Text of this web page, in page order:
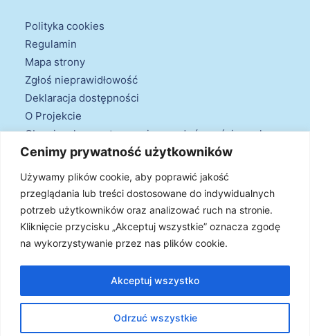
Cenimy prywatność użytkowników
Używamy plików cookie, aby poprawić jakość
przeglądania lub treści dostosowane do indywidualnych
potrzeb użytkowników oraz analizować ruch na stronie.
Kliknięcie przycisku „Akceptuj wszystkie” oznacza zgodę
na wykorzystywanie przez nas plików cookie.
Odrzuć wszystkie
Akceptuj wszystko
Polityka cookies
Regulamin
Mapa strony
Zgłoś nieprawidłowość
Deklaracja dostępności
O Projekcie
Obowiązek przestrzegania zasad równościowych
oraz warunków podstawowych
Klauzule informacyjne
zastrzeżone